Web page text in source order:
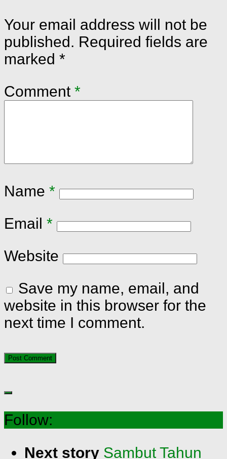
Your email address will not be
published. Required fields are
marked *
Comment *
Name *
Email *
Website
Save my name, email, and
website in this browser for the
next time I comment.
Follow:
Next story Sambut Tahun